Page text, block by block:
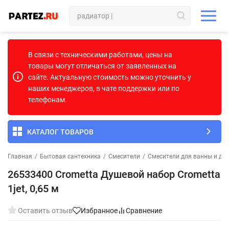
В связи с техническими работами, цены на
товары могут отличаться от заявленных на
сайте. Актуальную стоимость можно уточнить у
наших менеджеров, в чате поддержки или по
телефонам.
КАТАЛОГ ТОВАРОВ
Главная / Бытовая сантехника / Смесители / Смесители для ванны и
26533400 Crometta Душевой набор Crometta
1jet, 0,65 м
Оставить отзыв Избранное Сравнение